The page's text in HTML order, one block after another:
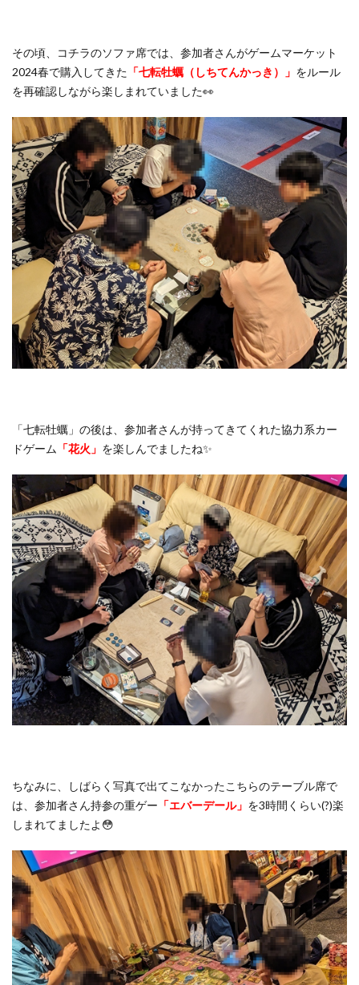
その頃、コチラのソファ席では、参加者さんがゲームマーケット
2024春で購入してきた 「七転牡蠣（しちてんかっき）」 をルール
を再確認しながら楽しまれていました👀
「七転牡蠣」の後は、参加者さんが持ってきてくれた協力系カー
ドゲーム 「花火」 を楽しんでましたね✨
ちなみに、しばらく写真で出てこなかったこちらのテーブル席で
は、参加者さん持参の重ゲー 「エバーデール」 を3時間くらい(?)楽
しまれてましたよ😳